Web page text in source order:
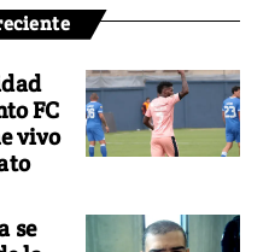
FC
vivo
se